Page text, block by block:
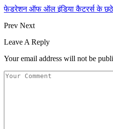
फेडरेशन ऑफ ऑल इंडिया कैटरर्स के छठे
Prev Next
Leave A Reply
Your email address will not be